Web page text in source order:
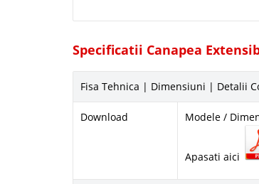
Specificatii Canapea
Fisa Tehnica | Dimensiuni | Detalii
Download Modele /
Apasati aici